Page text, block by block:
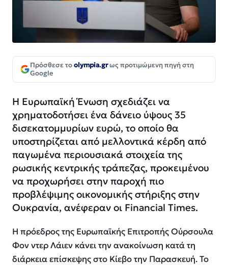
Πρόσθεσε τοolympia.grως προτιμώμενη πηγή στη
Google
Η Ευρωπαϊκή Ένωση σχεδιάζει να
χρηματοδοτήσει ένα δάνειο ύψους 35
δισεκατομμυρίων ευρώ, το οποίο θα
υποστηρίζεται από μελλοντικά κέρδη από
παγωμένα περιουσιακά στοιχεία της
ρωσικής κεντρικής τράπεζας, προκειμένου
να προχωρήσει στην παροχή πιο
προβλέψιμης οικονομικής στήριξης στην
Ουκρανία, ανέφεραν οι Financial Times.
Η πρόεδρος της Ευρωπαϊκής Επιτροπής Ούρσουλα
Φον ντερ Λάιεν κάνει την ανακοίνωση κατά τη
διάρκεια επίσκεψης στο Κίεβο την Παρασκευή. Το